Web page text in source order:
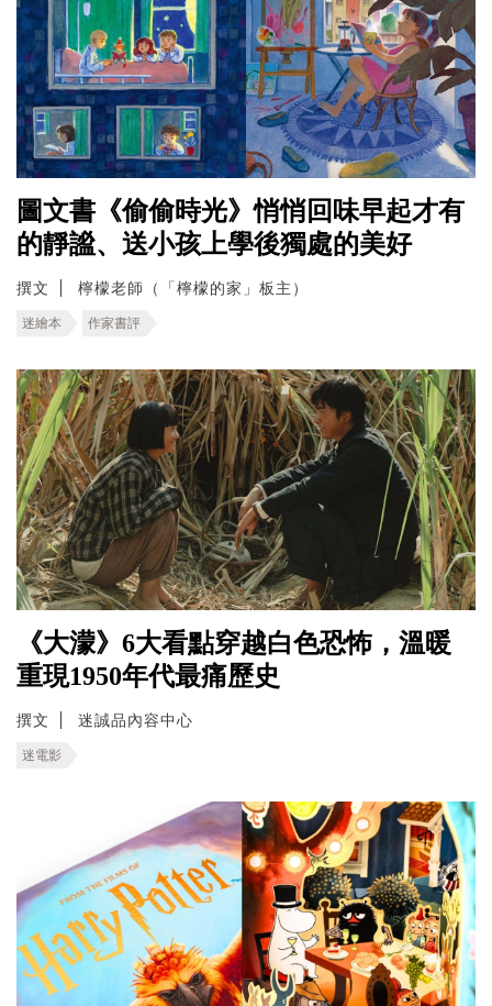
圖文書《偷偷時光》悄悄回味早起才有
的靜謐、送小孩上學後獨處的美好
撰文 檸檬老師（「檸檬的家」板主）
迷繪本 作家書評
《大濛》6大看點穿越白色恐怖，溫暖
重現1950年代最痛歷史
撰文 迷誠品內容中心
迷電影